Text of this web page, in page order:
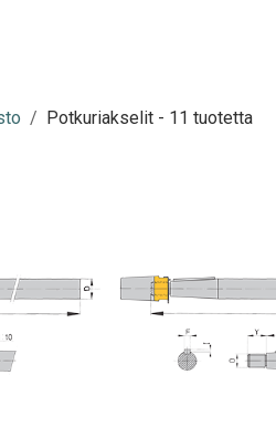
Potkuriakselit- 11 tuotetta